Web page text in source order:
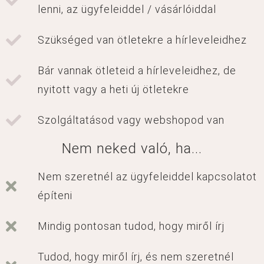
lenni, az ügyfeleiddel / vásárlóiddal
Szükséged van ötletekre a hírleveleidhez
Bár vannak ötleteid a hírleveleidhez, de
nyitott vagy a heti új ötletekre
Szolgáltatásod vagy webshopod van
Nem neked való, ha...
Nem szeretnél az ügyfeleiddel kapcsolatot
építeni
Mindig pontosan tudod, hogy miről írj
Tudod, hogy miről írj, és nem szeretnél